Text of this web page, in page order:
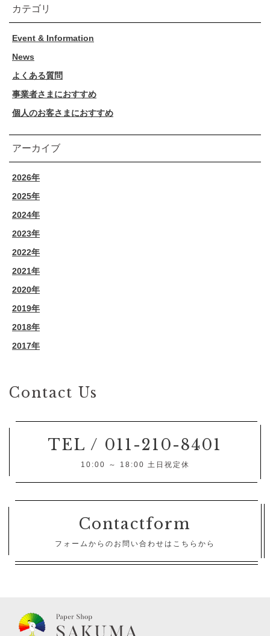
カテゴリ
Event & Information
News
よくある質問
事業者さまにおすすめ
個人のお客さまにおすすめ
アーカイブ
2026年
2025年
2024年
2023年
2022年
2021年
2020年
2019年
2018年
2017年
Contact Us
TEL / 011-210-8401
10:00 ～ 18:00 土日祝定休
Contactform
フォームからのお問い合わせはこちらから